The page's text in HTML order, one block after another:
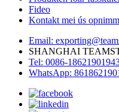
Fideo
Kontakt mei ús
Email:
SHANGHAI
Tel: 0086-
WhatsApp: